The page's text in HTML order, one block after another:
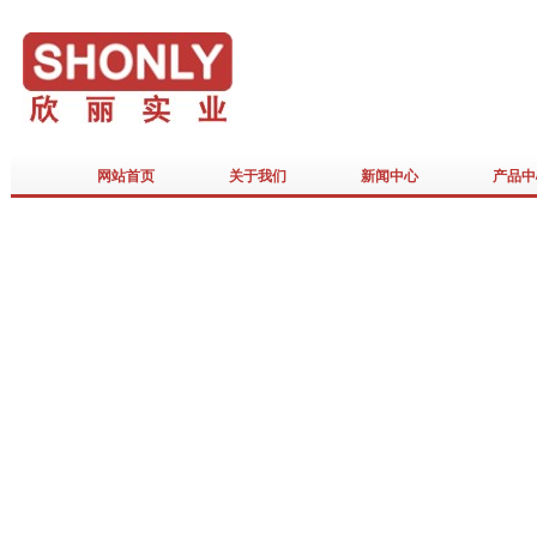
网站首页 关于我们 新闻中心 产品